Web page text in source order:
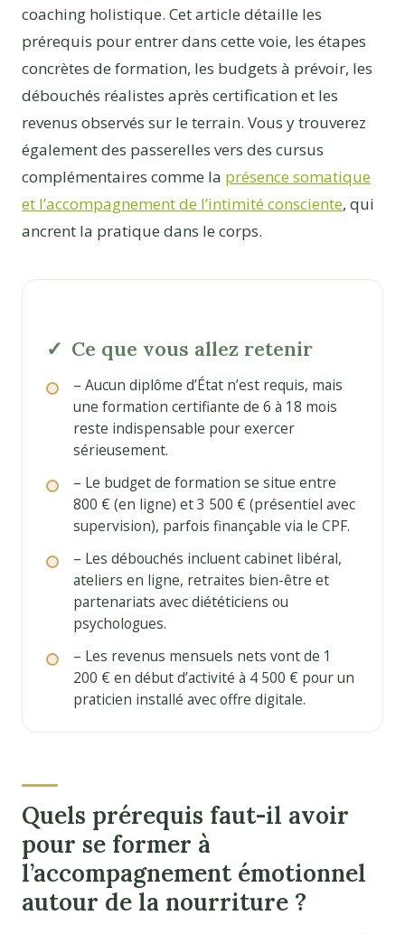
coaching holistique. Cet article détaille les
prérequis pour entrer dans cette voie, les étapes
concrètes de formation, les budgets à prévoir, les
débouchés réalistes après certification et les
revenus observés sur le terrain. Vous y trouverez
également des passerelles vers des cursus
complémentaires comme la présence somatique
et l’accompagnement de l’intimité consciente, qui
ancrent la pratique dans le corps.
Ce que vous allez retenir
– Aucun diplôme d’État n’est requis, mais
une formation certifiante de 6 à 18 mois
reste indispensable pour exercer
sérieusement.
– Le budget de formation se situe entre
800 € (en ligne) et 3 500 € (présentiel avec
supervision), parfois finançable via le CPF.
– Les débouchés incluent cabinet libéral,
ateliers en ligne, retraites bien-être et
partenariats avec diététiciens ou
psychologues.
– Les revenus mensuels nets vont de 1
200 € en début d’activité à 4 500 € pour un
praticien installé avec offre digitale.
Quels prérequis faut-il avoir
pour se former à
l’accompagnement émotionnel
autour de la nourriture ?